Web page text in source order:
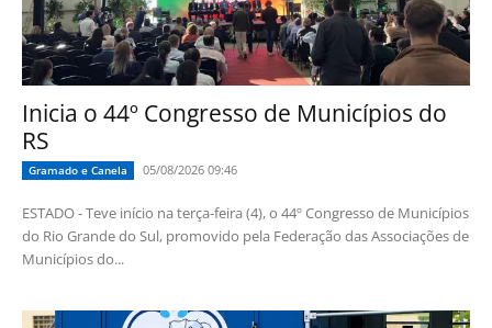
Inicia o 44º Congresso de Municípios do
RS
Gramado e Canela 05/08/2026 09:46
ESTADO - Teve início na terça-feira (4), o 44º Congresso de Municípios
do Rio Grande do Sul, promovido pela Federação das Associações de
Municípios do...